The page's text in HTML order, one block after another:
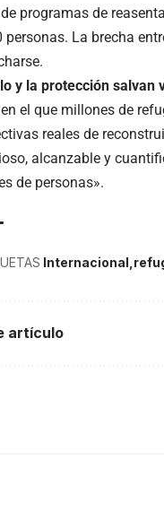
programas de
personas. La brecha
y la protección salvan
el que millones de
reales de
alcanzable y
de personas».
Internacional
artículo